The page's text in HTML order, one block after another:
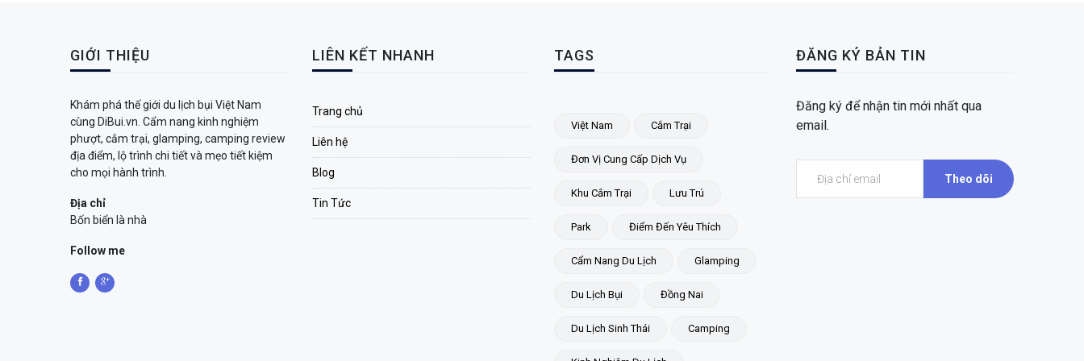
GIỚI THIỆU
Khám phá thế giới du lịch bụi Việt Nam
cùng DiBui.vn. Cẩm nang kinh nghiệm
phượt, cắm trại, glamping, camping review
địa điểm, lộ trình chi tiết và mẹo tiết kiệm
cho mọi hành trình.
Địa chỉ
Bốn biển là nhà
Follow me
LIÊN KẾT NHANH
Trang chủ
Liên hệ
Blog
Tin Tức
TAGS
Việt Nam Cắm Trại
Đơn Vị Cung Cấp Dịch Vụ
Khu Cắm Trại Lưu Trú
Park Điểm Đến Yêu Thích
Cẩm Nang Du Lịch Glamping
Du Lịch Bụi Đồng Nai
Du Lịch Sinh Thái Camping
ĐĂNG KÝ BẢN TIN
Đăng ký để nhận tin mới nhất qua
email.
Theo dõi